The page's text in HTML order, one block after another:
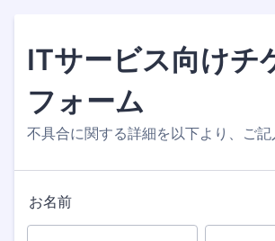
ITサービス向けチ
フォーム
不具合に関する詳細を以下より、ご記
お名前